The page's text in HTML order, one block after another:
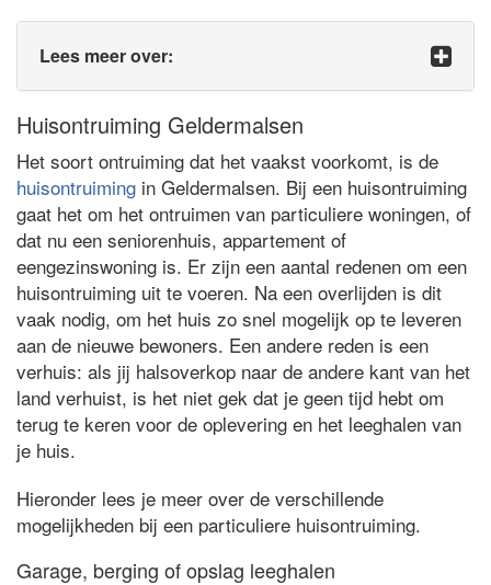
Lees meer over:
Huisontruiming Geldermalsen
Het soort ontruiming dat het vaakst voorkomt, is de
huisontruiming in Geldermalsen. Bij een huisontruiming
gaat het om het ontruimen van particuliere woningen, of
dat nu een seniorenhuis, appartement of
eengezinswoning is. Er zijn een aantal redenen om een
huisontruiming uit te voeren. Na een overlijden is dit
vaak nodig, om het huis zo snel mogelijk op te leveren
aan de nieuwe bewoners. Een andere reden is een
verhuis: als jij halsoverkop naar de andere kant van het
land verhuist, is het niet gek dat je geen tijd hebt om
terug te keren voor de oplevering en het leeghalen van
je huis.
Hieronder lees je meer over de verschillende
mogelijkheden bij een particuliere huisontruiming.
Garage, berging of opslag leeghalen